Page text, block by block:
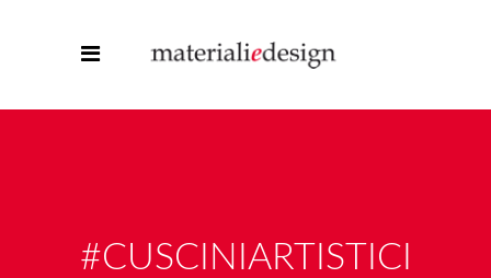
#CUSCINIARTISTICI